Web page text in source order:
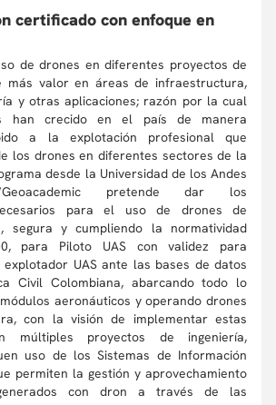
certificado con enfoque en
de drones en diferentes proyectos de
más valor en áreas de infraestructura,
y otras aplicaciones; razón por la cual
han crecido en el país de manera
a la explotación profesional que
los drones en diferentes sectores de la
desde la Universidad de los Andes
Geoacademic pretende dar los
para el uso de drones de
segura y cumpliendo la normatividad
para Piloto UAS con validez para
UAS ante las bases de datos
Civil Colombiana, abarcando todo lo
aeronáuticos y operando drones
con la visión de implementar estas
múltiples proyectos de ingeniería,
uso de los Sistemas de Información
permiten la gestión y aprovechamiento
con dron a través de las